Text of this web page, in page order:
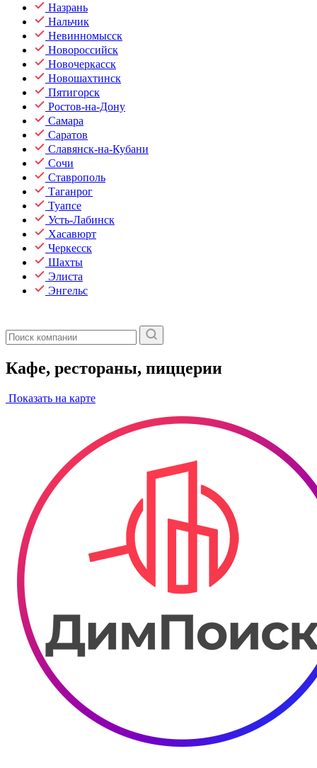
Назрань
Нальчик
Невинномысск
Новороссийск
Новочеркасск
Новошахтинск
Пятигорск
Ростов-на-Дону
Самара
Саратов
Славянск-на-Кубани
Сочи
Ставрополь
Таганрог
Туапсе
Усть-Лабинск
Хасавюрт
Черкесск
Шахты
Элиста
Энгельс
Кафе, рестораны, пиццерии
Показать на карте